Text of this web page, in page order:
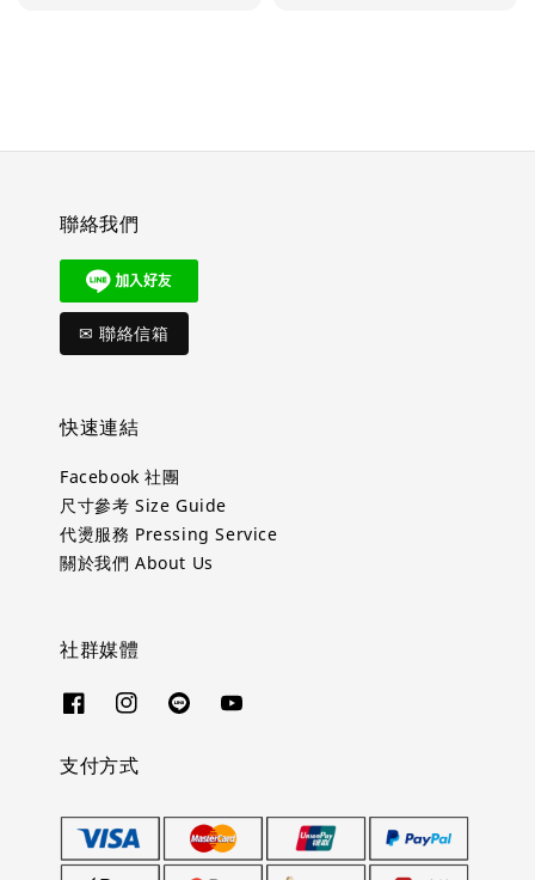
聯絡我們
✉ 聯絡信箱
快速連結
Facebook 社團
尺寸參考 Size Guide
代燙服務 Pressing Service
關於我們 About Us
社群媒體
支付方式